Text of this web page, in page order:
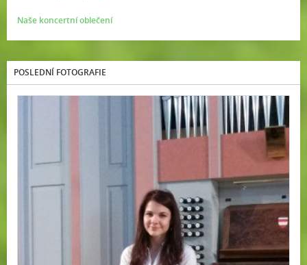
Naše koncertní oblečení
POSLEDNÍ FOTOGRAFIE